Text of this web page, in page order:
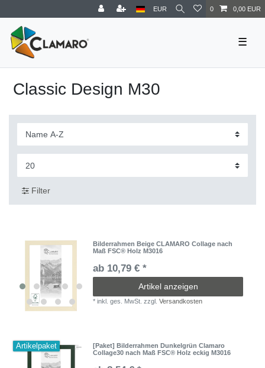
EUR 0 0,00 EUR
☰
Classic Design M30
Filter
Bilderrahmen Beige CLAMARO Collage nach
Maß FSC® Holz M3016
ab 10,79 € *
Artikel anzeigen
*inkl. ges. MwSt. zzgl.Versandkosten
Artikelpaket
[Paket] Bilderrahmen Dunkelgrün Clamaro
Collage30 nach Maß FSC® Holz eckig M3016